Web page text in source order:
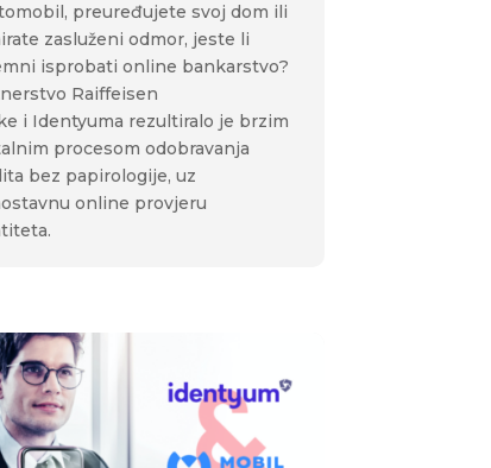
preuređujete svoj dom ili
zasluženi odmor, jeste li
isprobati online bankarstvo?
Raiffeisen
i Identyuma rezultiralo je brzim
procesom odobravanja
bez papirologije, uz
online provjeru